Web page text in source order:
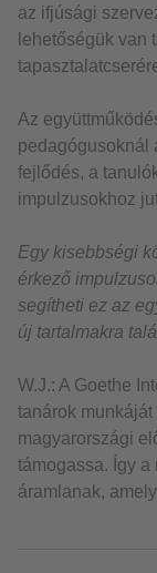
az ifjúsági
lehetőségük van
Az
pedagógusoknál
fejlődés, a
impulzusokhoz
Egy kisebbségi
érkező
segítheti ez az
új tartalmakra
W.J.: A Goethe
tanárok
magyarországi
támogassa. Így
áramlanak,